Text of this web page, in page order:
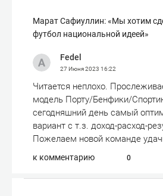
Марат Сафиуллин: «Мы хотим
футбол национальной идеей»
Fedel
27 Июня 2023 16:22
Читается неплохо.
модель Порту/Бенфики/
сегодняшний день самый
вариант с т.з. доход-расход-
Пожелаем новой команде
к комментарию 0